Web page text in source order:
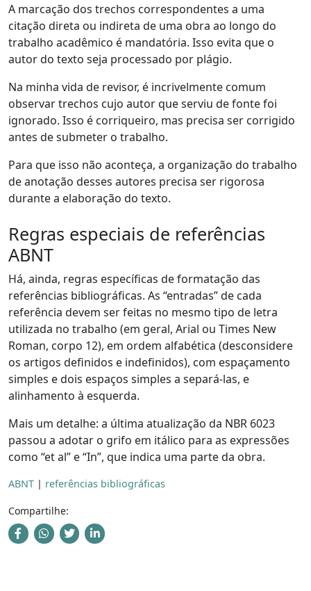
A marcação dos trechos correspondentes a uma
citação direta ou indireta de uma obra ao longo do
trabalho acadêmico é mandatória. Isso evita que o
autor do texto seja processado por plágio.
Na minha vida de revisor, é incrivelmente comum
observar trechos cujo autor que serviu de fonte foi
ignorado. Isso é corriqueiro, mas precisa ser corrigido
antes de submeter o trabalho.
Para que isso não aconteça, a organização do trabalho
de anotação desses autores precisa ser rigorosa
durante a elaboração do texto.
Regras especiais de referências
ABNT
Há, ainda, regras específicas de formatação das
referências bibliográficas. As “entradas” de cada
referência devem ser feitas no mesmo tipo de letra
utilizada no trabalho (em geral, Arial ou Times New
Roman, corpo 12), em ordem alfabética (desconsidere
os artigos definidos e indefinidos), com espaçamento
simples e dois espaços simples a separá-las, e
alinhamento à esquerda.
Mais um detalhe: a última atualização da NBR 6023
passou a adotar o grifo em itálico para as expressões
como “et al” e “In”, que indica uma parte da obra.
ABNT | referências bibliográficas
Compartilhe: